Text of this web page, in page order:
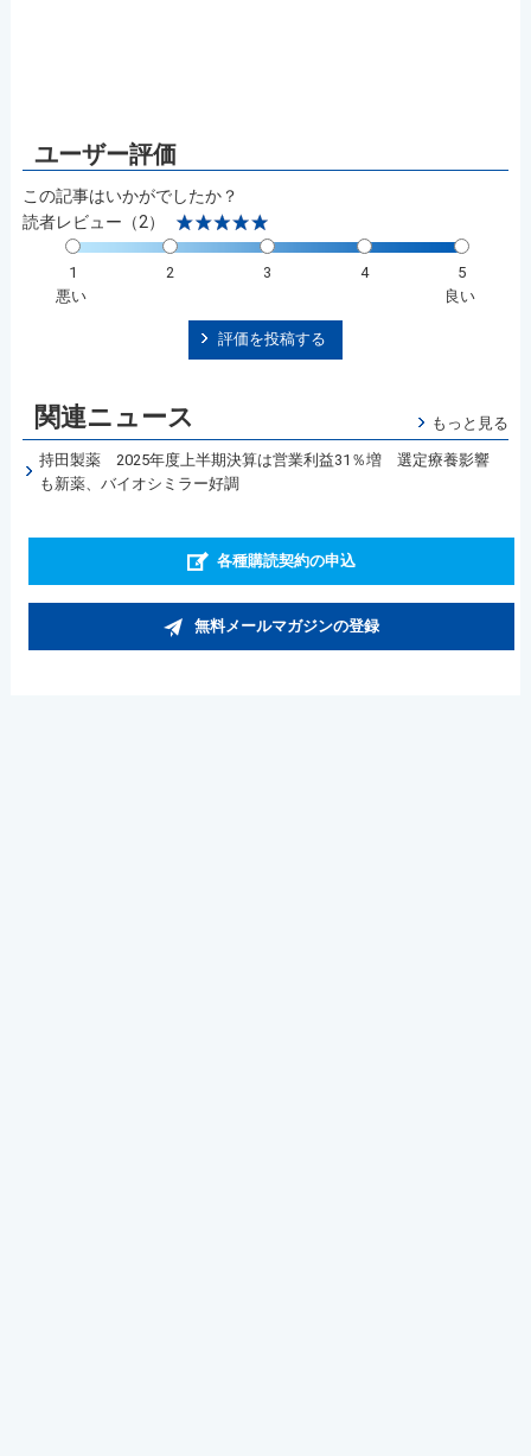
この記事はいかがでしたか？
読者レビュー（2）
1 2 3 4
5
悪い
良い
評価を投稿する
関連ニュース もっと見る
持田製薬 2025年度上半期決算は営業利益31％増 選定療養影響
も新薬、バイオシミラー好調
各種購読契約の申込
無料メールマガジンの登録